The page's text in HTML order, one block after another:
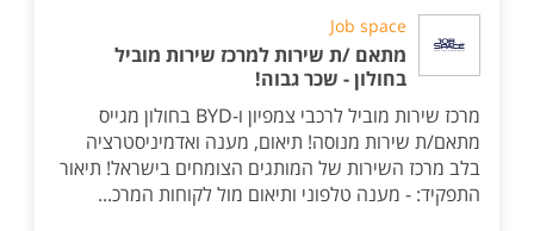
Job space
מתאם /ת שירות למרכז שירות מוביל
בחולון - שכר גבוה!
מרכז שירות מוביל לרכבי צמפיון ו-BYD בחולון מגייס
מתאם/ת שירות מנוסה! תיאום, מענה ואדמיניסטרציה
בלב מרכז השירות של המותגים הצומחים בישראל! תיאור
התפקיד: - מענה טלפוני ותיאום מול לקוחות המרכ...